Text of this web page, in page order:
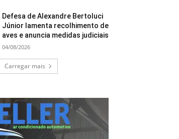
Defesa de Alexandre Bertoluci
Júnior lamenta recolhimento de
aves e anuncia medidas judiciais
04/08/2026
Carregar mais